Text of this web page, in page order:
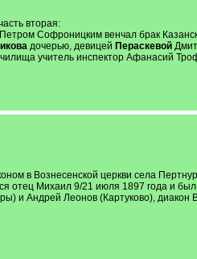
вторая:
Софроницким венчал брак
дочерью, девицей Пераскевой
учитель инспектор Афанасий
в Вознесенской церкви села
отец Михаил 9/21 июля 1897 года и
и Андрей Леонов (Картуково),